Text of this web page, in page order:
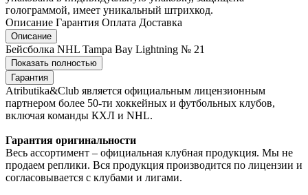
голограммой, имеет уникальный штрихкод.
Описание Гарантия Оплата Доставка
Описание
Бейсболка NHL Tampa Bay Lightning № 21
Показать полностью
Гарантия
Atributika&Club является официальным лицензионным
партнером более 50-ти хоккейных и футбольных клубов,
включая команды КХЛ и NHL.
Гарантия оригинальности
Весь ассортимент – официальная клубная продукция. Мы не
продаем реплики. Вся продукция производится по лицензии и
согласовывается с клубами и лигами.